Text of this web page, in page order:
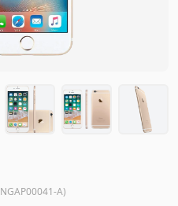
NGAP00041-A)